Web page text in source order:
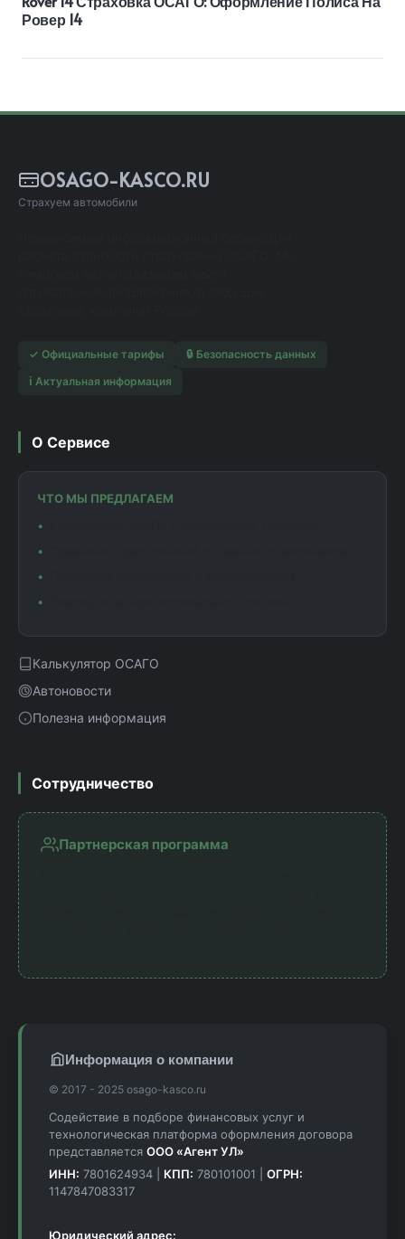
Ровер 14
OSAGO-KASCO.RU
Страхуем автомобили
✓ Официальные тарифы
🔒 Безопасность данных
ℹ️ Актуальная информация
О Сервисе
ЧТО МЫ ПРЕДЛАГАЕМ
Калькулятор ОСАГО
Автоновости
Полезна информация
Сотрудничество
Партнерская программа
Информация о компании
© 2017 - 2025 osago-kasco.ru
Содействие в подборе финансовых услуг и
технологическая платформа оформления договора
представляется ООО «Агент УЛ»
ИНН: 7801624934 | КПП: 780101001 | ОГРН:
1147847083317
Юридический адрес: